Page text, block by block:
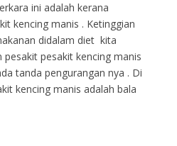
ini adalah kerana
kencing manis . Ketinggian
didalam diet kita
pesakit kencing manis
tanda pengurangan nya . Di
kencing manis adalah bala